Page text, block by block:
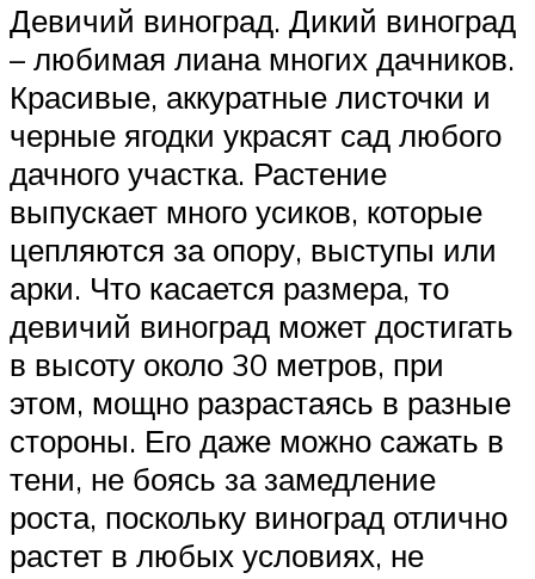
Девичий виноград. Дикий виноград
– любимая лиана многих дачников.
Красивые, аккуратные листочки и
черные ягодки украсят сад любого
дачного участка. Растение
выпускает много усиков, которые
цепляются за опору, выступы или
арки. Что касается размера, то
девичий виноград может достигать
в высоту около 30 метров, при
этом, мощно разрастаясь в разные
стороны. Его даже можно сажать в
тени, не боясь за замедление
роста, поскольку виноград отлично
растет в любых условиях, не